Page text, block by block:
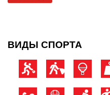
ВИДЫ СПОРТА